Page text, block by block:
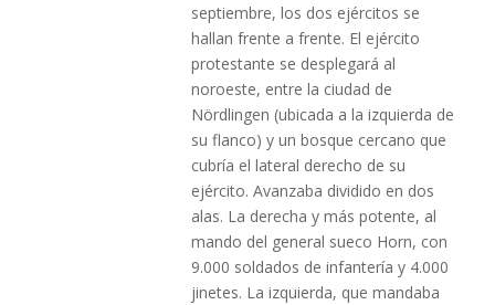
septiembre, los dos ejércitos se
hallan frente a frente. El ejército
protestante se desplegará al
noroeste, entre la ciudad de
Nördlingen (ubicada a la izquierda de
su flanco) y un bosque cercano que
cubría el lateral derecho de su
ejército. Avanzaba dividido en dos
alas. La derecha y más potente, al
mando del general sueco Horn, con
9.000 soldados de infantería y 4.000
jinetes. La izquierda, que mandaba